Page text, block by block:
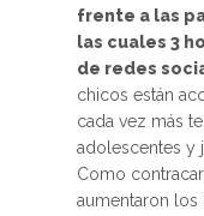
frente a las
las cuales 3
de redes
chicos están
cada vez más
adolescentes y
Como
aumentaron